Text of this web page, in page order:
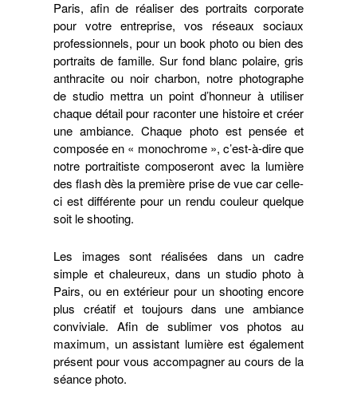
Paris, afin de réaliser des portraits corporate
pour votre entreprise, vos réseaux sociaux
professionnels, pour un book photo ou bien des
portraits de famille. Sur fond blanc polaire, gris
anthracite ou noir charbon, notre photographe
de studio mettra un point d’honneur à utiliser
chaque détail pour raconter une histoire et créer
une ambiance. Chaque photo est pensée et
composée en « monochrome », c’est-à-dire que
notre portraitiste composeront avec la lumière
des flash dès la première prise de vue car celle-
ci est différente pour un rendu couleur quelque
soit le shooting.
Les images sont réalisées dans un cadre
simple et chaleureux, dans un studio photo à
Pairs, ou en extérieur pour un shooting encore
plus créatif et toujours dans une ambiance
conviviale. Afin de sublimer vos photos au
maximum, un assistant lumière est également
présent pour vous accompagner au cours de la
séance photo.